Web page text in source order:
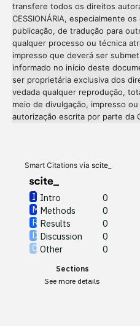
transfere todos os direitos
CESSIONÁRIA, especialmente
publicação, de tradução para
qualquer processo ou técnica
impresso que deverá ser
informado no início deste
ser proprietária exclusiva dos
vedada qualquer reprodução,
meio de divulgação, impresso
autorização escrita por parte da
Smart Citations via scite_
Intro
0
Methods
0
Results
0
Discussion
0
Other
0
Sections
See more details